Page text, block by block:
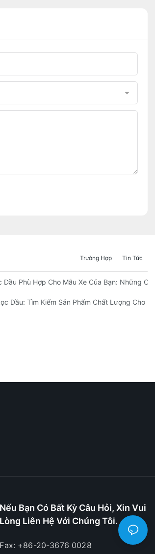
Tin Tức
Trường Hợp
Dầu Phù Hợp Cho Mẫu Xe Của Bạn: Những
Dầu: Tìm Kiếm Sản Phẩm Chất Lượng Cho
Nếu Bạn Có Bất Kỳ Câu Hỏi, Xin Vui
Lòng Liên Hệ Với Chúng Tôi.
Fax: +86-20-3676 0028